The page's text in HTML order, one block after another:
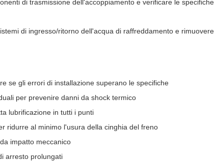
di trasmissione dell'accoppiamento e verificare le specifiche
di ingresso/ritorno dell'acqua di raffreddamento e rimuovere
se gli errori di installazione superano le specifiche
per prevenire danni da shock termico
lubrificazione in tutti i punti
ridurre al minimo l'usura della cinghia del freno
impatto meccanico
arresto prolungati